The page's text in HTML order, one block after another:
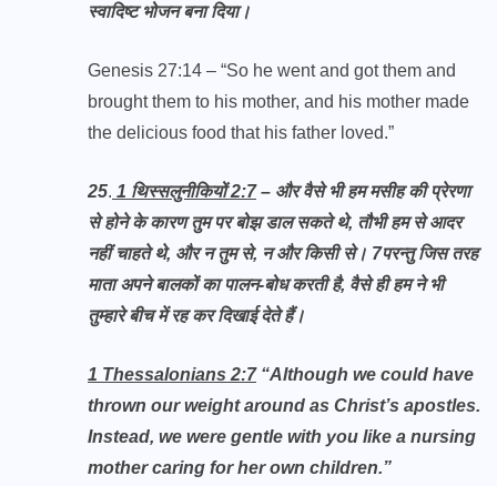
स्वादिष्ट भोजन बना दिया।
Genesis 27:14 – “So he went and got them and
brought them to his mother, and his mother made
the delicious food that his father loved.”
25. 1 थिस्सलुनीकियों 2:7– और वैसे भी हम मसीह की प्रेरणा
से होने के कारण तुम पर बोझ डाल सकते थे, तौभी हम से आदर
नहीं चाहते थे, और न तुम से, न और किसी से। 7परन्तु जिस तरह
माता अपने बालकों का पालन-बोध करती है, वैसे ही हम ने भी
तुम्हारे बीच में रह कर दिखाई देते हैं।
1 Thessalonians 2:7“Although we could have
thrown our weight around as Christ’s apostles.
Instead, we were gentle with you like a nursing
mother caring for her own children.”